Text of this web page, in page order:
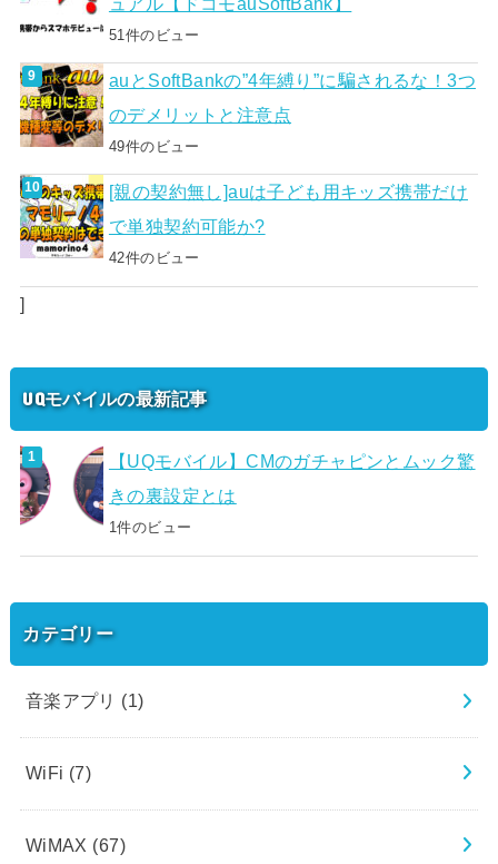
51件のビュー
auとSoftBankの”4年縛り”に騙されるな！3つ
のデメリットと注意点
49件のビュー
[親の契約無し]auは子ども用キッズ携帯だけ
で単独契約可能か?
42件のビュー
]
UQモバイルの最新記事
【UQモバイル】CMのガチャピンとムック驚
きの裏設定とは
1件のビュー
カテゴリー
音楽アプリ (1)
WiFi (7)
WiMAX (67)